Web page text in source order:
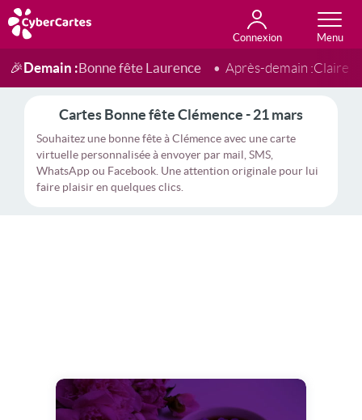
Connexion
Anniversaire
Fête du jour
Amour
Amitié
Merci
Toutes les cartes
🎉Demain :Bonne fête Laurence Après-demain :Claire
Cartes Bonne fête Clémence - 21 mars
Souhaitez une bonne fête à Clémence avec une carte
virtuelle personnalisée à envoyer par mail, SMS,
WhatsApp ou Facebook. Une attention originale pour lui
faire plaisir en quelques clics.